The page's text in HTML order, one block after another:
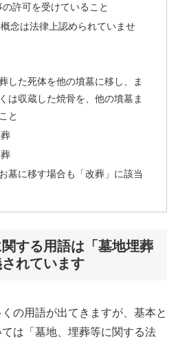
許可を受けていること
概念は法律上認められていませ
した死体を他の墳墓に移し、ま
は収蔵した焼骨を、他の墳墓ま
と
墓に移す場合も「改葬」に該当
する用語は「墓地埋葬
れています
の用語が出てきますが、基本と
は「墓地、埋葬等に関する法